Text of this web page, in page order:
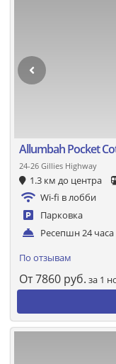
Allumbah Pocket
24-26 Gillies Highway
1.3 км до центра
Wi-fi в лобби
Парковка
Ресепшн 24 часа
По отзывам
От7860 руб. за 1